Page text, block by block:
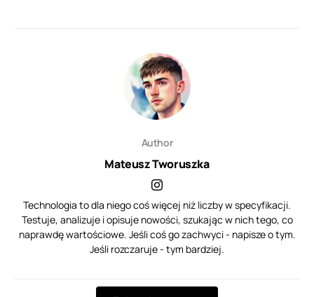
Author
Mateusz Tworuszka
Technologia to dla niego coś więcej niż liczby w specyfikacji.
Testuje, analizuje i opisuje nowości, szukając w nich tego, co
naprawdę wartościowe. Jeśli coś go zachwyci - napisze o tym.
Jeśli rozczaruje - tym bardziej.